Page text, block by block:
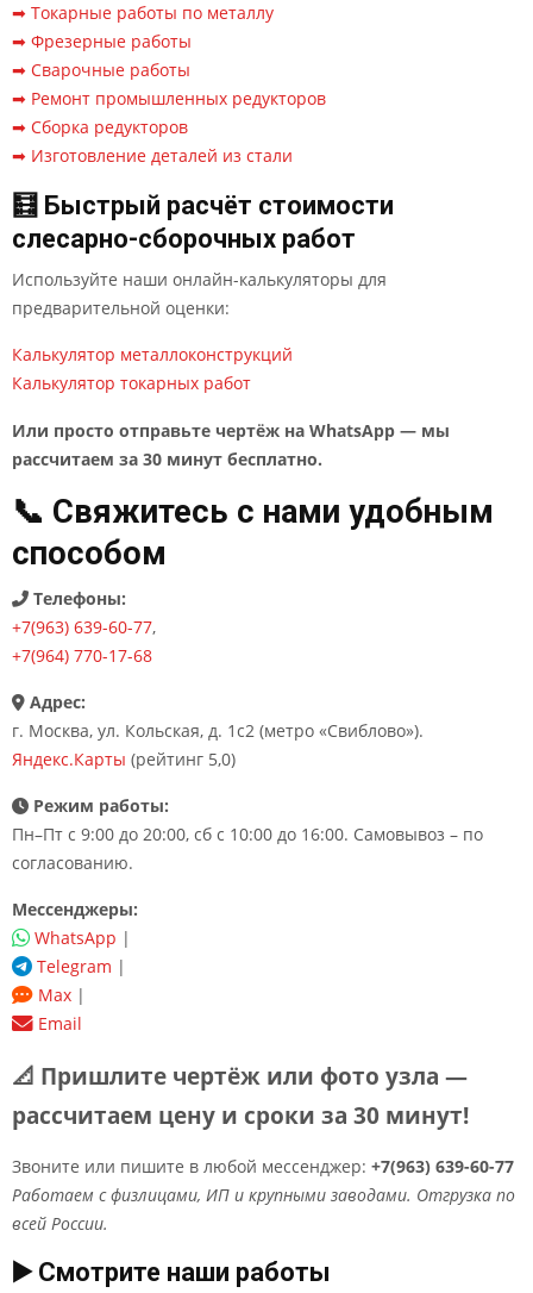
➡ Токарные работы по металлу
➡ Фрезерные работы
➡ Сварочные работы
➡ Ремонт промышленных редукторов
➡ Сборка редукторов
➡ Изготовление деталей из стали
🧮 Быстрый расчёт стоимости
слесарно-сборочных работ
Используйте наши онлайн-калькуляторы для
предварительной оценки:
Калькулятор металлоконструкций
Калькулятор токарных работ
Или просто отправьте чертёж на WhatsApp — мы
рассчитаем за 30 минут бесплатно.
📞 Свяжитесь с нами удобным
способом
Телефоны:
+7(963) 639-60-77,
+7(964) 770-17-68
Адрес:
г. Москва, ул. Кольская, д. 1с2 (метро «Свиблово»).
Яндекс.Карты (рейтинг 5,0)
Режим работы:
Пн–Пт с 9:00 до 20:00, сб с 10:00 до 16:00. Самовывоз – по
согласованию.
Мессенджеры:
WhatsApp |
Telegram |
Max |
Email
📐 Пришлите чертёж или фото узла —
рассчитаем цену и сроки за 30 минут!
Звоните или пишите в любой мессенджер: +7(963) 639-60-77
Работаем с физлицами, ИП и крупными заводами. Отгрузка по
всей России.
▶️ Смотрите наши работы